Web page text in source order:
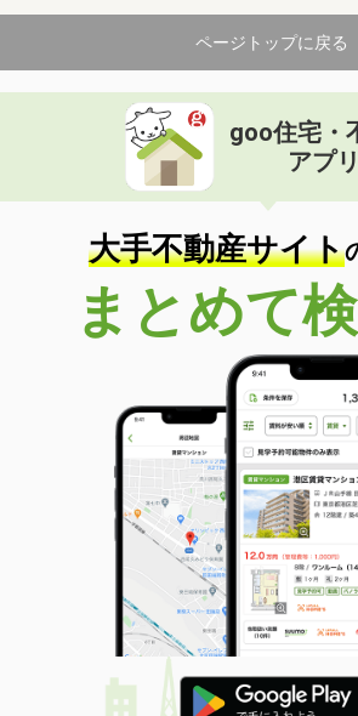
ページトップに戻る
goo住宅・
アプリ
大手不動産サイト
まとめて